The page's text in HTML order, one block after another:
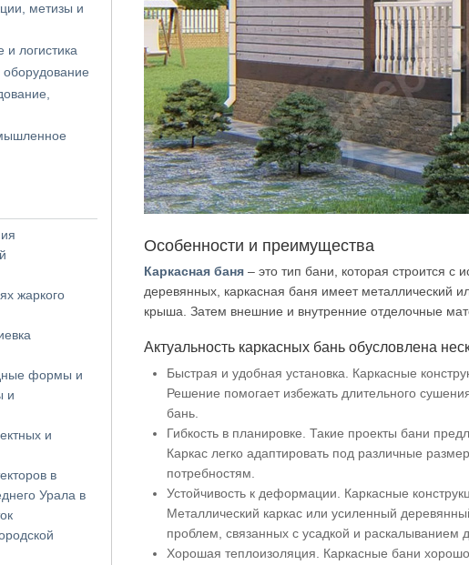
Особенности и преимущества
Каркасная баня – это тип бани, которая строится с
деревянных, каркасная баня имеет металлический
крыша. Затем внешние и внутренние отделочные
Актуальность каркасных бань обусловлена
Быстрая и удобная установка. Каркасные
Решение помогает избежать длительного
бань.
Гибкость в планировке. Такие проекты бани
Каркас легко адаптировать под различные
потребностям.
Устойчивость к деформации. Каркасные
Металлический каркас или усиленный
проблем, связанных с усадкой и раскалыванием
Хорошая теплоизоляция. Каркасные бани
метизы и
и логистика
жаркого
формы и
и
и
в
Урала в